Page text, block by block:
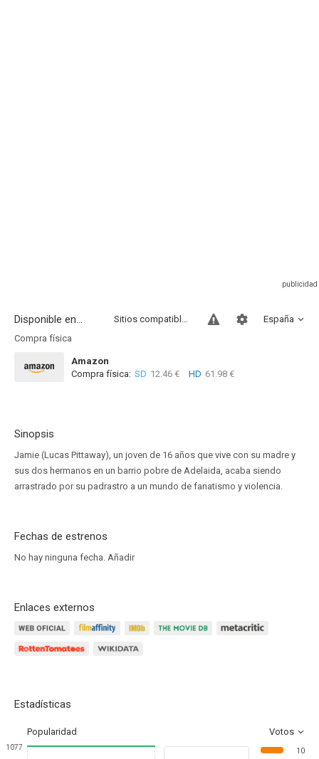
Disponible en... España
Sitios compatibles
Compra física
Amazon
Compra física: SD 12.46 € HD 61.98 €
Sinopsis
Jamie (Lucas Pittaway), un joven de 16 años que vive con su madre y
sus dos hermanos en un barrio pobre de Adelaida, acaba siendo
arrastrado por su padrastro a un mundo de fanatismo y violencia.
Fechas de estrenos
No hay ninguna fecha. Añadir
Enlaces externos
Estadísticas
Popularidad Votos
1077
10